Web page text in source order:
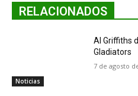
RELACIONADOS
Noticias
Al Griffiths
Gladiators
7 de agosto